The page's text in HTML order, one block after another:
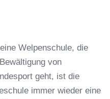
Welpenschule, die
von
geht, ist die
immer wieder eine